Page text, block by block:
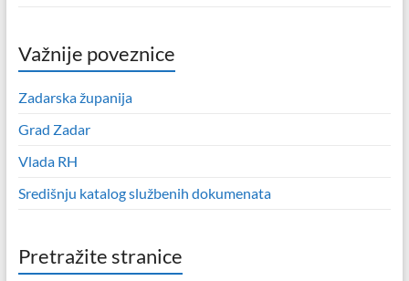
Važnije poveznice
Zadarska županija
Grad Zadar
Vlada RH
Središnju katalog službenih dokumenata
Pretražite stranice